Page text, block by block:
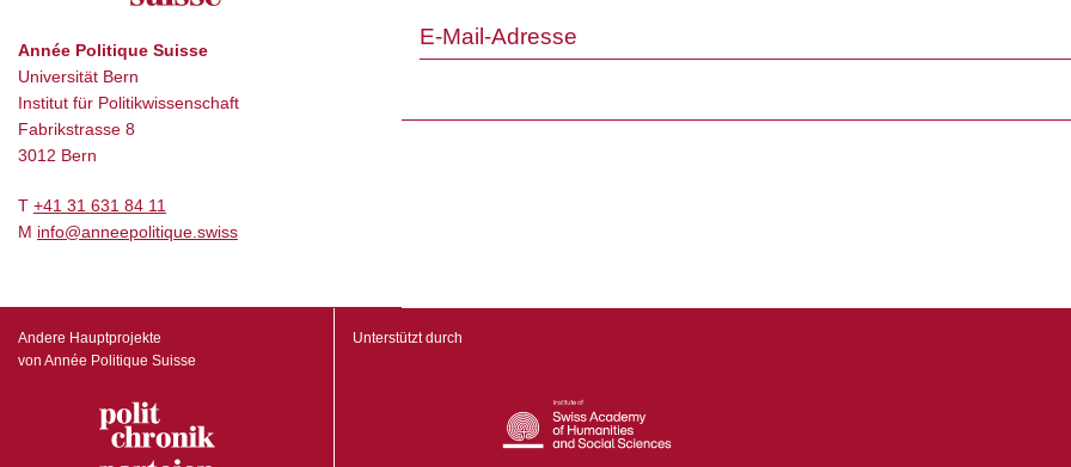
Année Politique Suisse
Universität Bern
Institut für Politikwissenschaft
Fabrikstrasse 8
3012 Bern
T +41 31 631 84 11
M info@anneepolitique.swiss
Andere Hauptprojekte
von Année Politique Suisse
Unterstützt durch